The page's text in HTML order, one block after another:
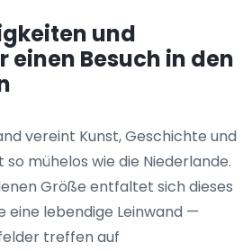
und
einen Besuch in den
vereint Kunst, Geschichte und
mühelos wie die Niederlande.
Größe entfaltet sich dieses
eine lebendige Leinwand —
treffen auf